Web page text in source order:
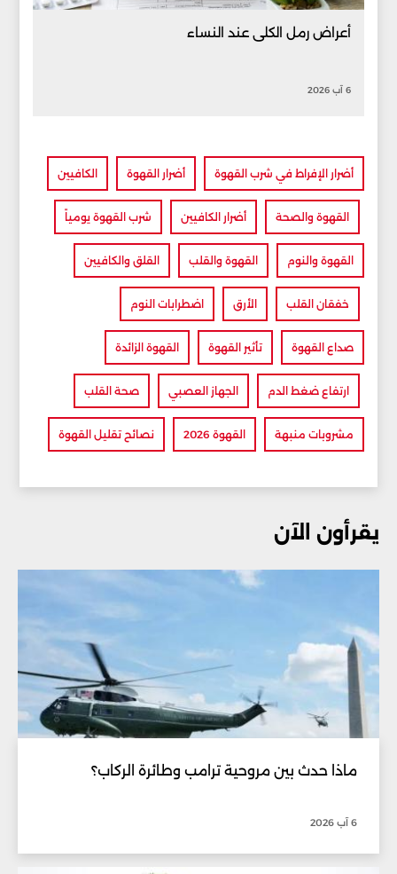
أعراض رمل الكلى عند النساء
6 آب 2026
أضرار الإفراط في شرب القهوة أضرار القهوة الكافيين
القهوة والصحة أضرار الكافيين شرب القهوة يومياً
القهوة والنوم القهوة والقلب القلق والكافيين
خفقان القلب الأرق اضطرابات النوم
صداع القهوة تأثير القهوة القهوة الزائدة
ارتفاع ضغط الدم الجهاز العصبي صحة القلب
مشروبات منبهة القهوة 2026 نصائح تقليل القهوة
يقرأون الآن
ماذا حدث بين مروحية ترامب وطائرة الركاب؟
6 آب 2026